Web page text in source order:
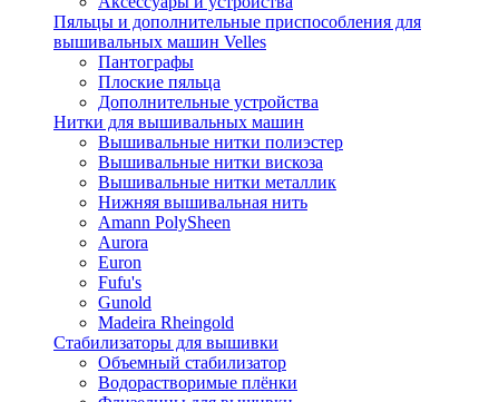
Пяльцы и дополнительные приспособления для
вышивальных машин Velles
Пантографы
Плоские пяльца
Дополнительные устройства
Нитки для вышивальных машин
Вышивальные нитки полиэстер
Вышивальные нитки вискоза
Вышивальные нитки металлик
Нижняя вышивальная нить
Amann PolySheen
Aurora
Euron
Fufu's
Gunold
Madeira Rheingold
Стабилизаторы для вышивки
Объемный стабилизатор
Водорастворимые плёнки